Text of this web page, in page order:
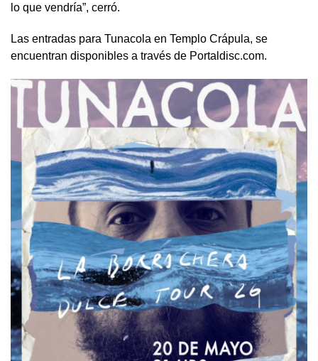
lo que vendría”, cerró.
Las entradas para Tunacola en Templo Crápula, se
encuentran disponibles a través de Portaldisc.com.